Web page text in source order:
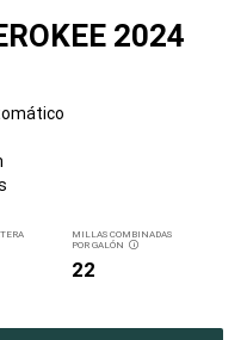
2024
MILLAS COMBINADAS
POR GALÓN
DISCLOSURE
22